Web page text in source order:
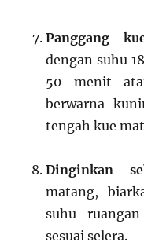
Panggang
dengan suhu
50 menit
berwarna
tengah kue
Dinginkan
matang,
suhu
sesuai selera.